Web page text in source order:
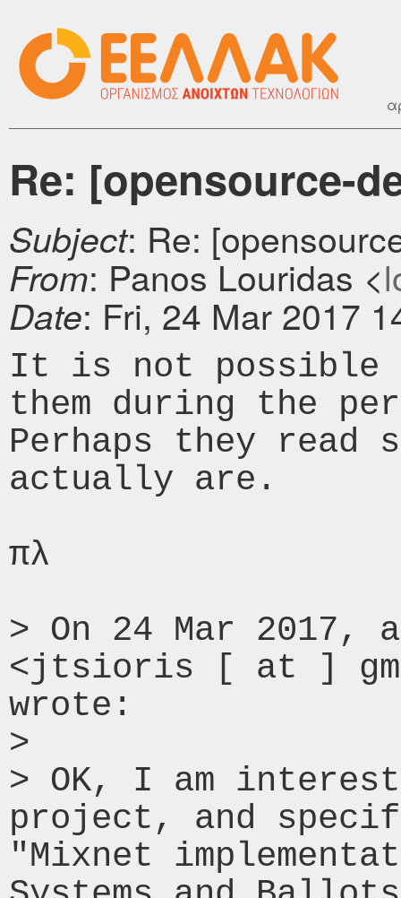
Re: [opensource-
Subject: Re:
From: Panos Louridas <
Date: Fri, 24 Mar 2017
It is not possible
them during the
Perhaps they read
actually are.
πλ
> On 24 Mar
<jtsioris [ at ]
wrote:
>
> OK, I am
project, and
"Mixnet